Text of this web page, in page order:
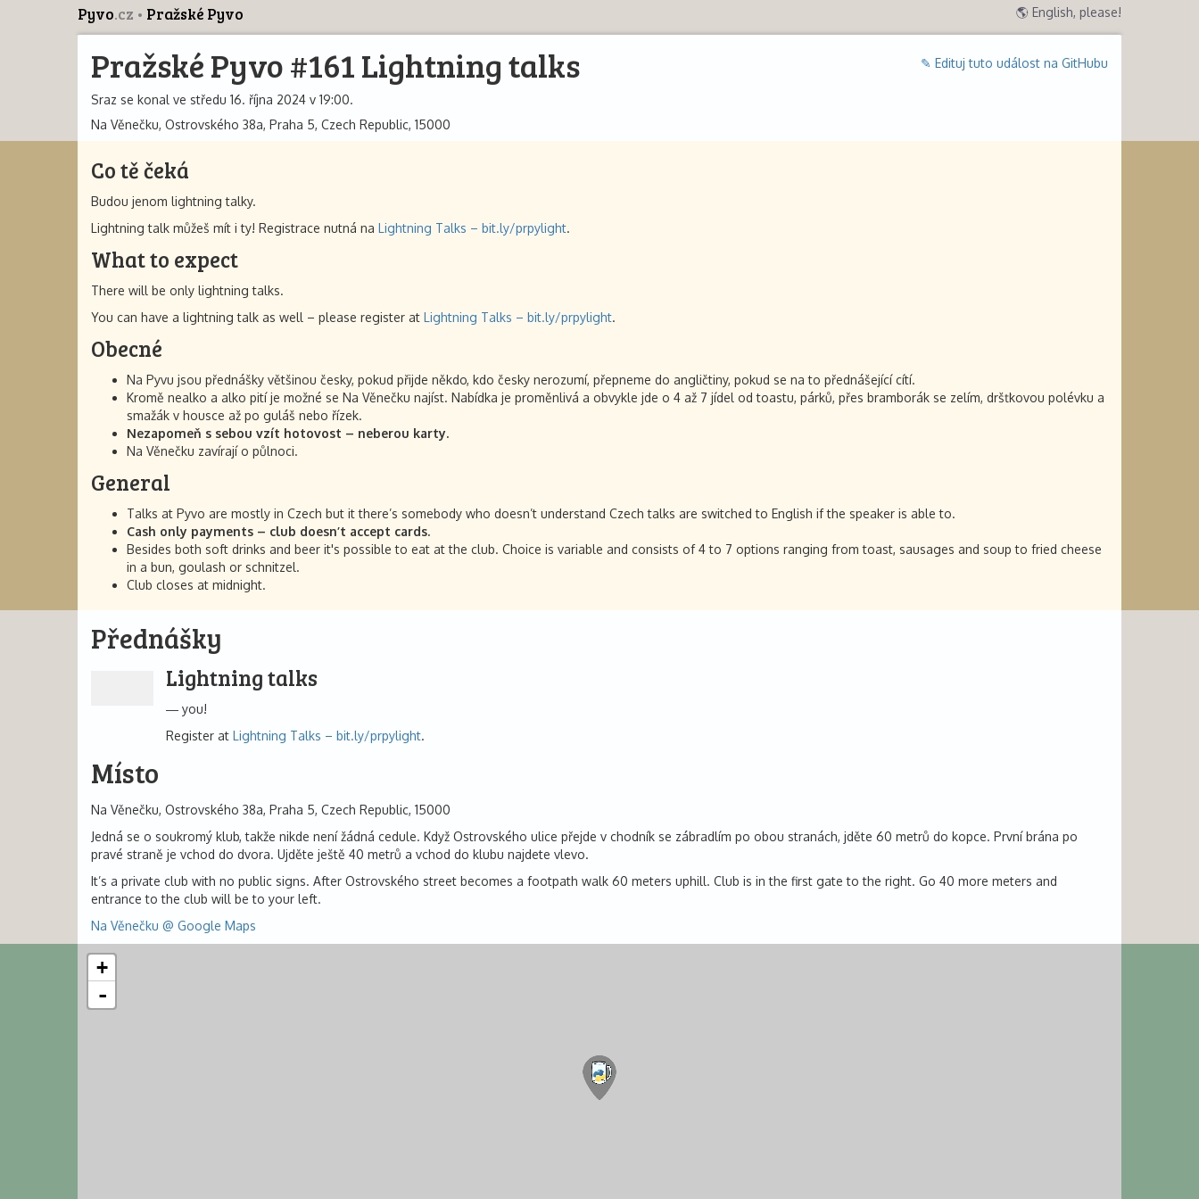
Pyvo.cz Pražské Pyvo 🌎 English, please!
✎ Edituj tuto událost na GitHubu
Pražské Pyvo #161 Lightning talks
Sraz se konal ve středu 16. října 2024 v 19:00.
Na Věnečku, Ostrovského 38a, Praha 5, Czech Republic, 15000
Co tě čeká
Budou jenom lightning talky.
Lightning talk můžeš mít i ty! Registrace nutná na Lightning Talks – bit.ly/prpylight.
What to expect
There will be only lightning talks.
You can have a lightning talk as well – please register at Lightning Talks – bit.ly/prpylight.
Obecné
Na Pyvu jsou přednášky většinou česky, pokud přijde někdo, kdo česky nerozumí, přepneme do angličtiny, pokud se na to přednášející cítí.
Kromě nealko a alko pití je možné se Na Věnečku najíst. Nabídka je proměnlivá a obvykle jde o 4 až 7 jídel od toastu, párků, přes bramborák se zelím, dršťkovou polévku a
smažák v housce až po guláš nebo řízek.
Nezapomeň s sebou vzít hotovost – neberou karty.
Na Věnečku zavírají o půlnoci.
General
Talks at Pyvo are mostly in Czech but it there’s somebody who doesn’t understand Czech talks are switched to English if the speaker is able to.
Cash only payments – club doesn’t accept cards.
Besides both soft drinks and beer it's possible to eat at the club. Choice is variable and consists of 4 to 7 options ranging from toast, sausages and soup to fried cheese
in a bun, goulash or schnitzel.
Club closes at midnight.
Přednášky
Lightning talks
you!
Register at Lightning Talks – bit.ly/prpylight.
Místo
Na Věnečku, Ostrovského 38a, Praha 5, Czech Republic, 15000
Jedná se o soukromý klub, takže nikde není žádná cedule. Když Ostrovského ulice přejde v chodník se zábradlím po obou stranách, jděte 60 metrů do kopce. První brána po
pravé straně je vchod do dvora. Ujděte ještě 40 metrů a vchod do klubu najdete vlevo.
It’s a private club with no public signs. After Ostrovského street becomes a footpath walk 60 meters uphill. Club is in the first gate to the right. Go 40 more meters and
entrance to the club will be to your left.
Na Věnečku @ Google Maps
+
-